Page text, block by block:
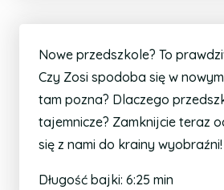
Nowe przedszkole? To
Czy Zosi spodoba się w
tam pozna? Dlaczego
tajemnicze? Zamknijcie teraz
się z nami do krainy wyobraźni!
Długość bajki: 6:25 min